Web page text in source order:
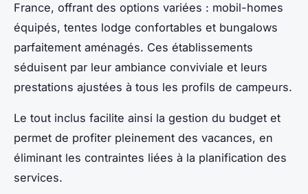
France, offrant des options variées : mobil-homes
équipés, tentes lodge confortables et bungalows
parfaitement aménagés. Ces établissements
séduisent par leur ambiance conviviale et leurs
prestations ajustées à tous les profils de campeurs.
Le tout inclus facilite ainsi la gestion du budget et
permet de profiter pleinement des vacances, en
éliminant les contraintes liées à la planification des
services.